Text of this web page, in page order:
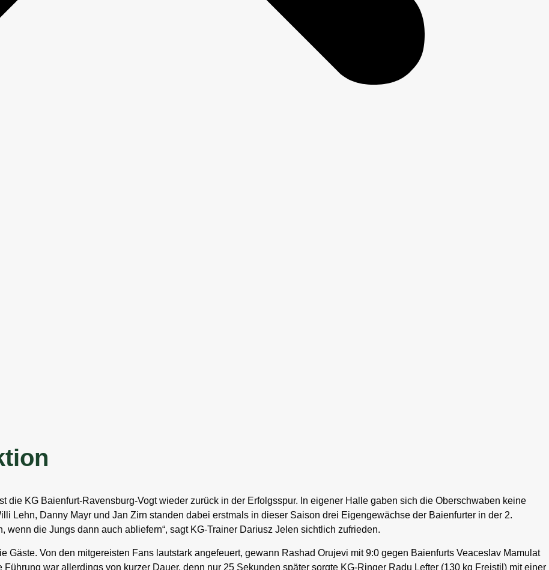
die KG Baienfurt-Ravensburg-Vogt wieder zurück in der Erfolgsspur. In eigener Halle gaben sich die Oberschwaben keine
Lehn, Danny Mayr und Jan Zirn standen dabei erstmals in dieser Saison drei Eigengewächse der Baienfurter in der 2.
wenn die Jungs dann auch abliefern“, sagt KG-Trainer Dariusz Jelen sichtlich zufrieden.
Gäste. Von den mitgereisten Fans lautstark angefeuert, gewann Rashad Orujevi mit 9:0 gegen Baienfurts Veaceslav Mamulat
war allerdings von kurzer Dauer, denn nur 25 Sekunden später sorgte KG-Ringer Radu Lefter (130 kg Freistil) mit einer